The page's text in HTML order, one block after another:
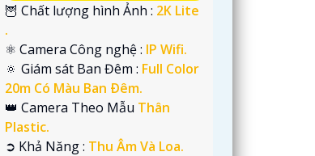
🦉 Chất lượng hình Ảnh : 2K Lite
.
⚛️ Camera Công nghệ : IP Wifi.
🔅 Giám sát Ban Đêm : Full Color
20m Có Màu Ban Ðêm.
👑 Camera Theo Mẫu Thân
Plastic.
️➲ Khả Năng : Thu Âm Và Loa.